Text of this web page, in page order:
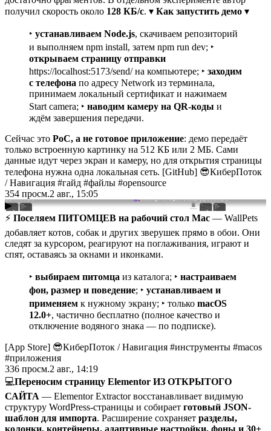
получил скорость около 128 КБ/с. ▾ Как запустить демо ▾
‣ устанавливаем Node.js, скачиваем репозиторий
и выполняем npm install, затем npm run dev; ‣
открываем страницу отправки
https://localhost:5173/send/ на компьютере; ‣ заходим
с телефона по адресу Network из терминала,
принимаем локальный сертификат и нажимаем
Start camera; ‣ наводим камеру на QR-коды и
ждём завершения передачи.
Сейчас это PoC, а не готовое приложение: демо передаёт
только встроенную картинку на 512 КБ или 2 МБ. Сами
данные идут через экран и камеру, но для открытия страницы
телефона нужна одна локальная сеть. [GitHub] 😎КиберПоток
/ Навигация #гайд #файлы #opensource
354 просм.2 авг., 15:05
▶
⚡️ Поселяем ПИТОМЦЕВ на рабочий стол Mac — WallPets
добавляет котов, собак и других зверушек прямо в обои. Они
следят за курсором, реагируют на поглаживания, играют и
спят, оставаясь за окнами и иконками.
‣ выбираем питомца из каталога; ‣ настраиваем
фон, размер и поведение; ‣ устанавливаем и
применяем к нужному экрану; ‣ только macOS
12.0+, частично бесплатно (полное качество и
отключение водяного знака — по подписке).
[App Store] 😎КиберПоток / Навигация #инструменты #macos
#приложения
336 просм.2 авг., 14:19
💻Переносим страницу Elementor ИЗ ОТКРЫТОГО
САЙТА — Elementor Extractor восстанавливает видимую
структуру WordPress-страницы и собирает готовый JSON-
шаблон для импорта. Расширение сохраняет разделы,
колонки, контейнеры, адаптивные настройки, фоны и 30+